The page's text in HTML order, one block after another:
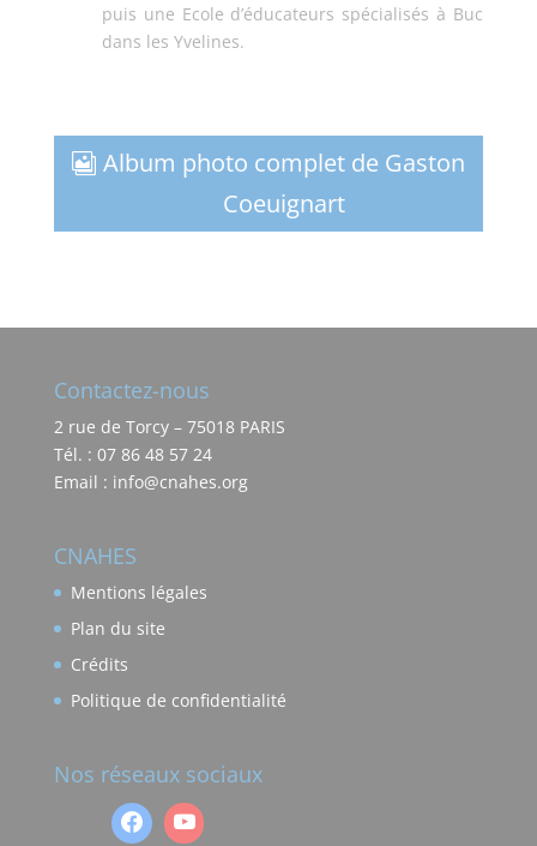
puis une Ecole d’éducateurs spécialisés à Buc
dans les Yvelines.
Album photo complet de Gaston
Coeuignart
Contactez-nous
2 rue de Torcy – 75018 PARIS
Tél. : 07 86 48 57 24
Email : info@cnahes.org
CNAHES
Mentions légales
Plan du site
Crédits
Politique de confidentialité
Nos réseaux sociaux